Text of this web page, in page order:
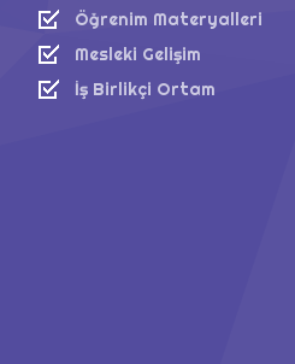
Öğrenim Materyalleri
Mesleki Gelişim
İş Birlikçi Ortam